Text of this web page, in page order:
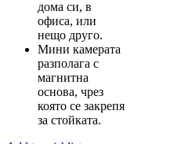
дома си, в
офиса, или
нещо друго.
Мини камерата
разполага с
магнитна
основа, чрез
която се закрепя
за стойката.